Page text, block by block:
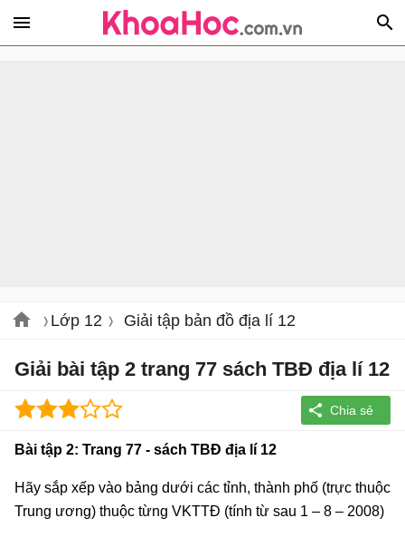
Lớp 12 Giải tập bản đồ địa lí 12
Giải bài tập 2 trang 77 sách TBĐ địa lí 12
Bài tập 2: Trang 77 - sách TBĐ địa lí 12
Hãy sắp xếp vào bảng dưới các tỉnh, thành phố (trực thuộc
Trung ương) thuộc từng VKTTĐ (tính từ sau 1 – 8 – 2008)